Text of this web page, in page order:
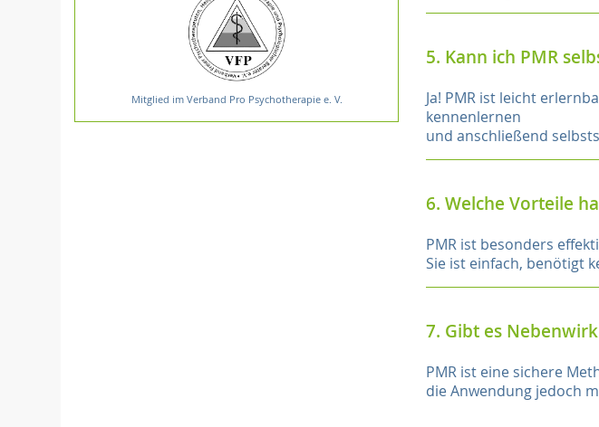
Mitglied im Verband Pro Psychotherapie e. V.
5. Kann ich PMR
Ja! PMR ist leicht
kennenlernen
und anschließend
6. Welche Vorteile
PMR ist besonders
Sie ist einfach, benötigt
7. Gibt es
PMR ist eine sichere
die Anwendung jedoch